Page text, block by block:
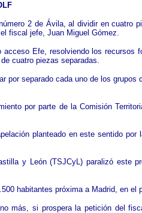
2 de Ávila, al dividir en cuatro
fiscal jefe, Juan Miguel Gómez.
Efe, resolviendo los recursos
cuatro piezas separadas.
separado cada uno de los
por parte de la Comisión
planteado en este sentido
y León (TSJCyL) paralizó este
habitantes próxima a Madrid, en el
más, si prospera la petición del